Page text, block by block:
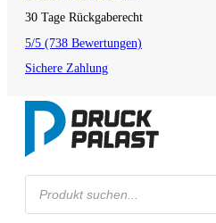
30 Tage Rückgaberecht
5/5 (738 Bewertungen)
Sichere Zahlung
Products
search